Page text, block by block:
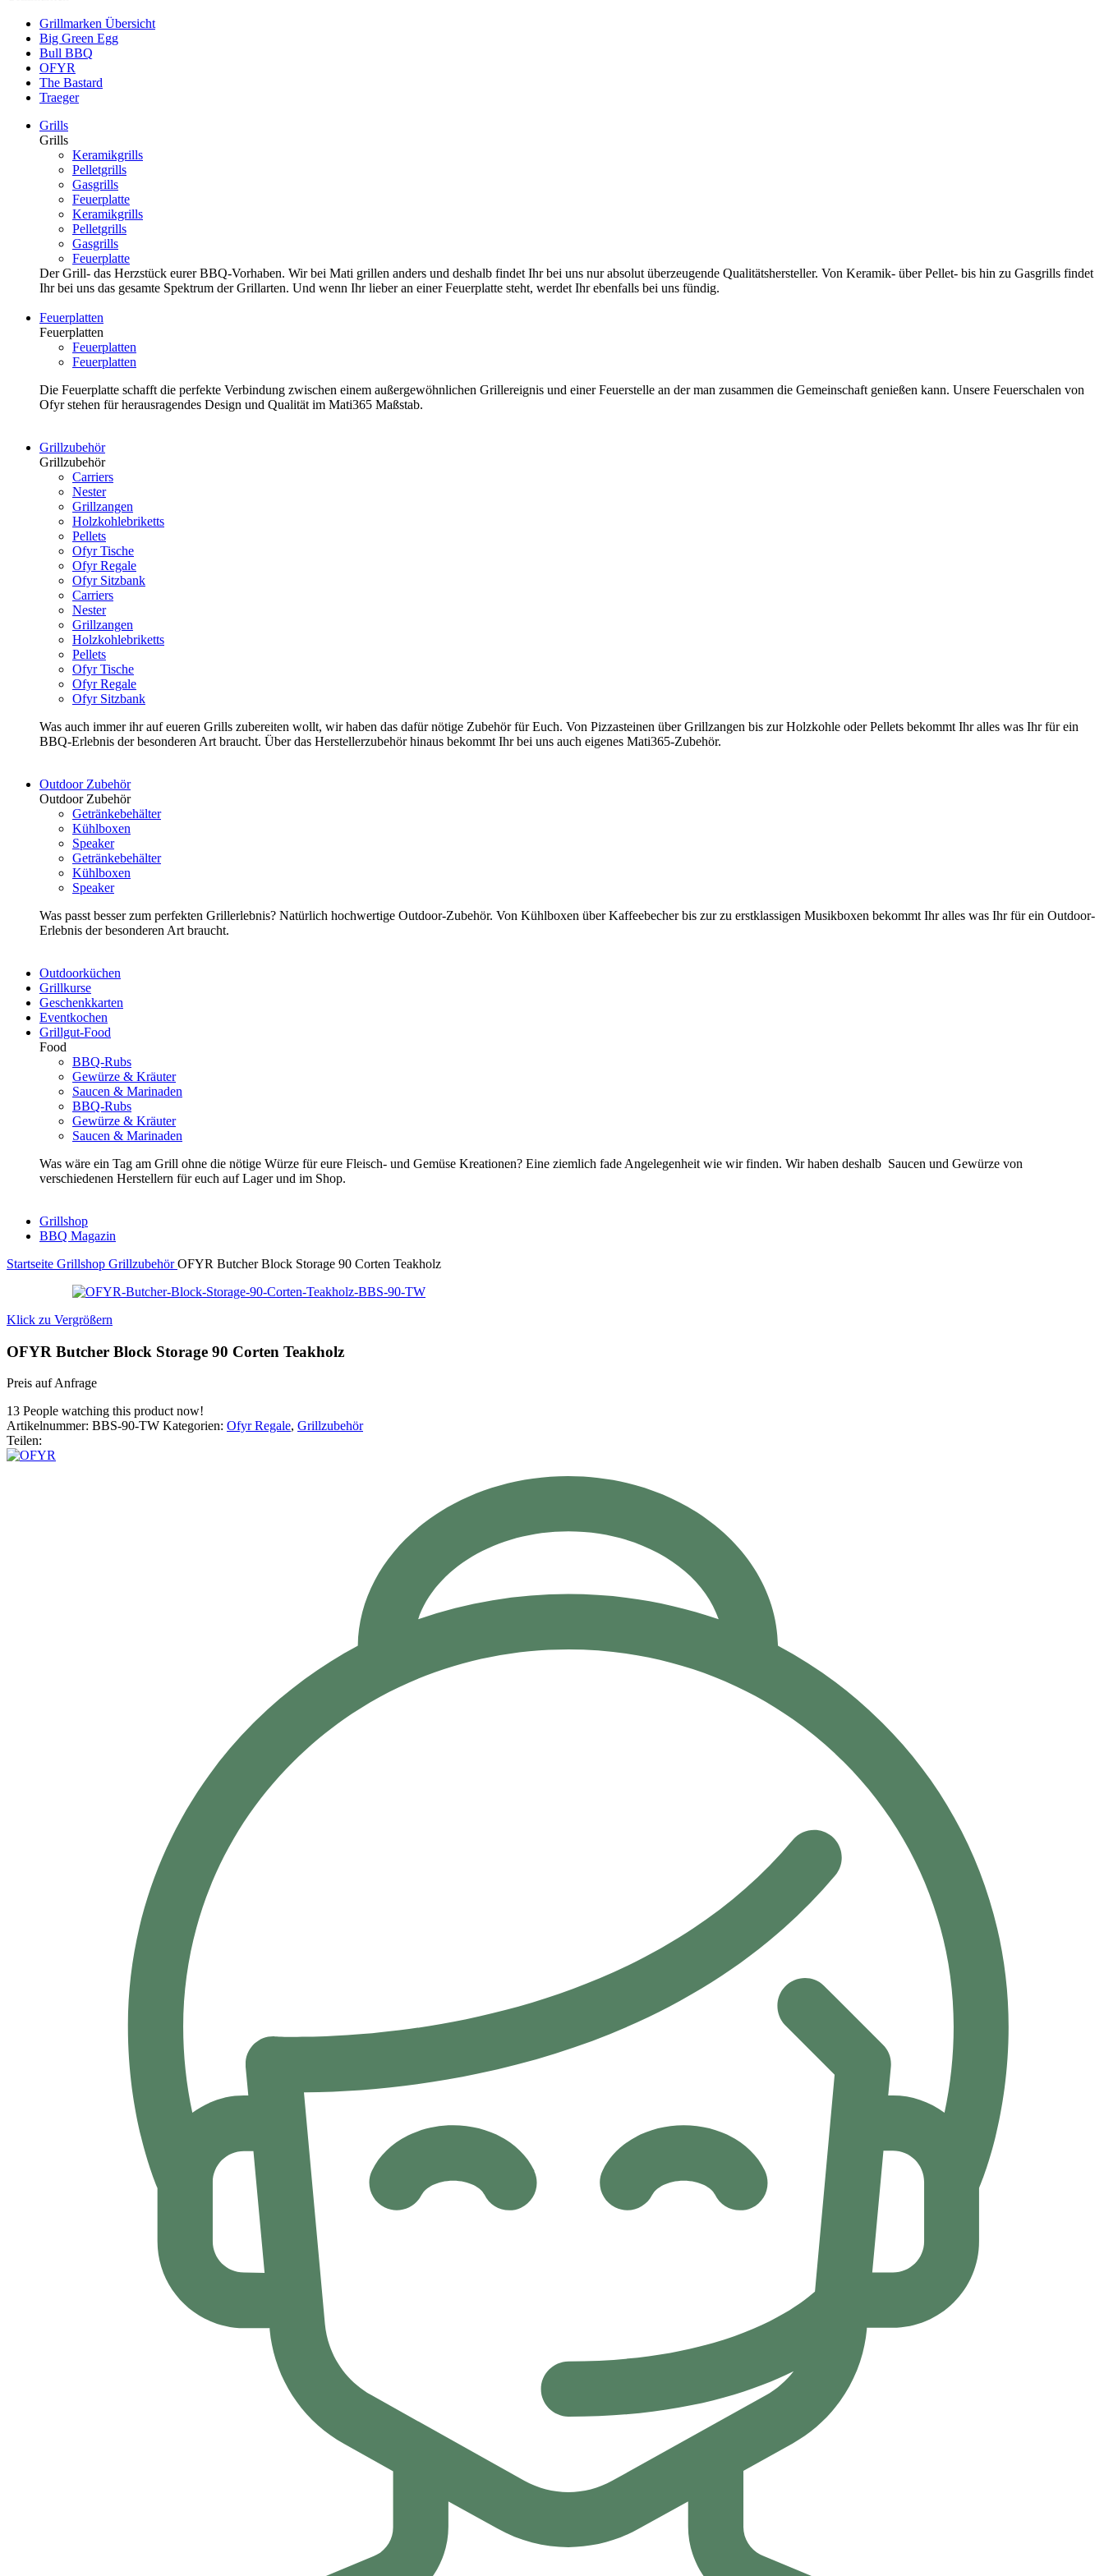
Grillmarken Übersicht
Big Green Egg
Bull BBQ
OFYR
The Bastard
Traeger
Grills
Grills
Keramikgrills
Pelletgrills
Gasgrills
Feuerplatte
Keramikgrills
Pelletgrills
Gasgrills
Feuerplatte
Der Grill- das Herzstück eurer BBQ-Vorhaben. Wir bei Mati grillen anders und deshalb findet Ihr bei uns nur absolut überzeugende Qualitätshersteller. Von Keramik- über Pellet- bis hin zu Gasgrills findet
Ihr bei uns das gesamte Spektrum der Grillarten. Und wenn Ihr lieber an einer Feuerplatte steht, werdet Ihr ebenfalls bei uns fündig.
Feuerplatten
Feuerplatten
Feuerplatten
Feuerplatten
Die Feuerplatte schafft die perfekte Verbindung zwischen einem außergewöhnlichen Grillereignis und einer Feuerstelle an der man zusammen die Gemeinschaft genießen kann. Unsere Feuerschalen von
Ofyr stehen für herausragendes Design und Qualität im Mati365 Maßstab.
Grillzubehör
Grillzubehör
Carriers
Nester
Grillzangen
Holzkohlebriketts
Pellets
Ofyr Tische
Ofyr Regale
Ofyr Sitzbank
Carriers
Nester
Grillzangen
Holzkohlebriketts
Pellets
Ofyr Tische
Ofyr Regale
Ofyr Sitzbank
Was auch immer ihr auf eueren Grills zubereiten wollt, wir haben das dafür nötige Zubehör für Euch. Von Pizzasteinen über Grillzangen bis zur Holzkohle oder Pellets bekommt Ihr alles was Ihr für ein
BBQ-Erlebnis der besonderen Art braucht. Über das Herstellerzubehör hinaus bekommt Ihr bei uns auch eigenes Mati365-Zubehör.
Outdoor Zubehör
Outdoor Zubehör
Getränkebehälter
Kühlboxen
Speaker
Getränkebehälter
Kühlboxen
Speaker
Was passt besser zum perfekten Grillerlebnis? Natürlich hochwertige Outdoor-Zubehör. Von Kühlboxen über Kaffeebecher bis zur zu erstklassigen Musikboxen bekommt Ihr alles was Ihr für ein Outdoor-
Erlebnis der besonderen Art braucht.
Outdoorküchen
Grillkurse
Geschenkkarten
Eventkochen
Grillgut-Food
Food
BBQ-Rubs
Gewürze & Kräuter
Saucen & Marinaden
BBQ-Rubs
Gewürze & Kräuter
Saucen & Marinaden
Was wäre ein Tag am Grill ohne die nötige Würze für eure Fleisch- und Gemüse Kreationen? Eine ziemlich fade Angelegenheit wie wir finden. Wir haben deshalb Saucen und Gewürze von
verschiedenen Herstellern für euch auf Lager und im Shop.
Grillshop
BBQ Magazin
Startseite Grillshop GrillzubehörOFYR Butcher Block Storage 90 Corten Teakholz
Klick zu Vergrößern
OFYR Butcher Block Storage 90 Corten Teakholz
Preis auf Anfrage
13 People watching this product now!
Artikelnummer: BBS-90-TW Kategorien: Ofyr Regale, Grillzubehör
Teilen: